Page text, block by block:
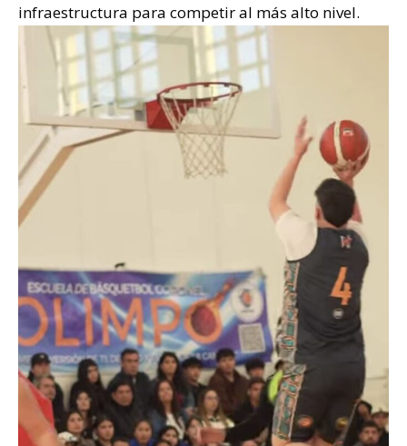
infraestructura para competir al más alto nivel.